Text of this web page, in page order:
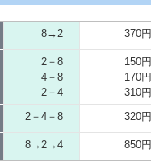
8→2 370円
2－8
4－8
2－4
150円
170円
310円
2－4－8 320円
8→2→4 850円